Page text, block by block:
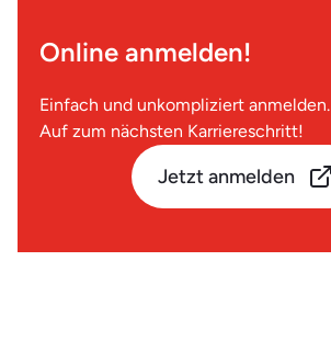
Online anmelden!
Einfach und unkompliziert anmelden.
Auf zum nächsten Karriereschritt!
Jetzt anmelden